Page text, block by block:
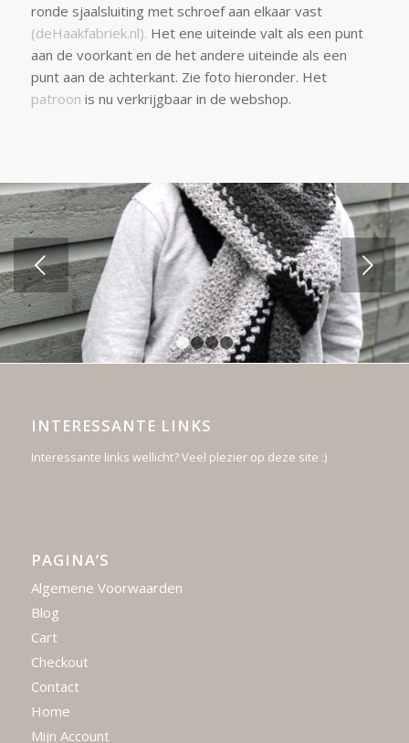
ronde sjaalsluiting met schroef aan elkaar vast
(deHaakfabriek.nl). Het ene uiteinde valt als een punt
aan de voorkant en de het andere uiteinde als een
punt aan de achterkant. Zie foto hieronder. Het
patroon is nu verkrijgbaar in de webshop.
Volgende
1 2 3 4
INTERESSANTE LINKS
Interessante links wellicht? Veel plezier op deze site :)
PAGINA’S
Algemene Voorwaarden
Blog
Cart
Checkout
Contact
Home
Mijn Account